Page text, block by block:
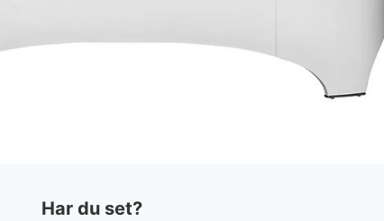
Har du set?